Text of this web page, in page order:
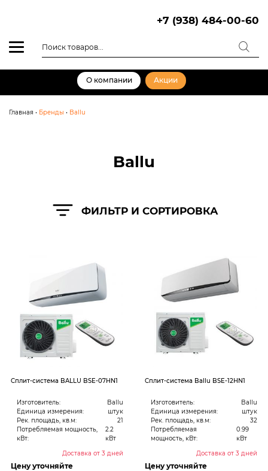
+7 (938) 484-00-60
товаров
О компании Акции
Главная • Бренды • Ballu
Ballu
Cплит-система BALLU BSE-07HN1
Изготовитель:
Ballu
Единица измерения:
штук
Рек. площадь, кв.м:
21
Потребляемая мощность,
кВт:
2.2
кВт
Доставка от 3 дней
Цену уточняйте
Cплит-система Ballu BSE-12HN1
Изготовитель:
Ballu
Единица измерения:
штук
Рек. площадь, кв.м:
32
Потребляемая
мощность, кВт:
0.99
кВт
Доставка от 3 дней
Цену уточняйте
ФИЛЬТР И СОРТИРОВКА